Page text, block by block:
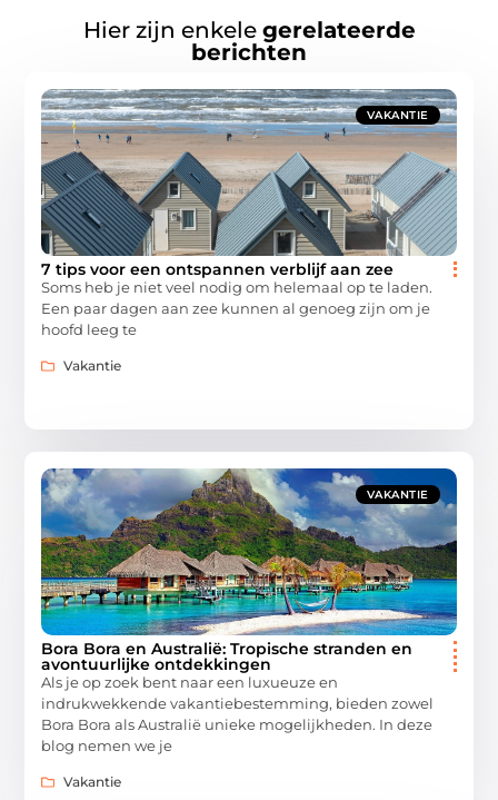
Hier zijn enkele gerelateerde
berichten
VAKANTIE
7 tips voor een ontspannen verblijf aan zee
Soms heb je niet veel nodig om helemaal op te laden.
Een paar dagen aan zee kunnen al genoeg zijn om je
hoofd leeg te
Vakantie
VAKANTIE
Bora Bora en Australië: Tropische stranden en
avontuurlijke ontdekkingen
Als je op zoek bent naar een luxueuze en
indrukwekkende vakantiebestemming, bieden zowel
Bora Bora als Australië unieke mogelijkheden. In deze
blog nemen we je
Vakantie